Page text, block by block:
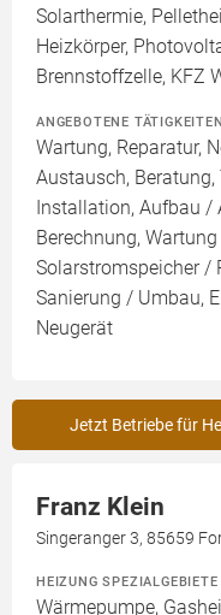
Solarthermie,
Heizkörper,
Brennstoffzelle, KFZ
ANGEBOTENE TÄTIGKEITEN
Wartung, Reparatur,
Austausch,
Installation, Aufbau /
Berechnung,
Solarstromspeicher /
Sanierung / Umbau,
Neugerät
Jetzt Betriebe für
Franz Klein
Singeranger 3, 85659
HEIZUNG SPEZIALGEBIETE
Wärmepumpe,